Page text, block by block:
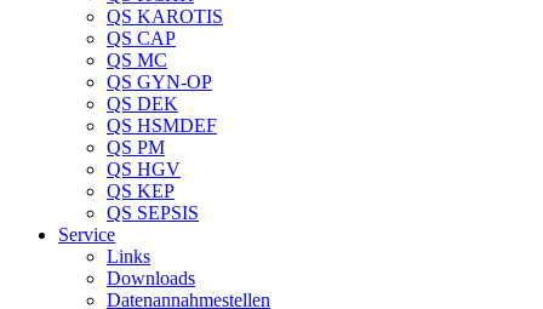
QS KAROTIS
QS CAP
QS MC
QS GYN-OP
QS DEK
QS HSMDEF
QS PM
QS HGV
QS KEP
QS SEPSIS
Service
Links
Downloads
Datenannahmestellen